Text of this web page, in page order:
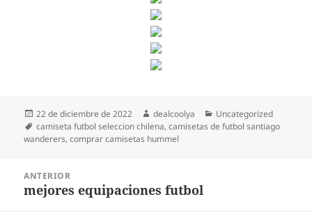
Publicado
el
22 de diciembre de 2022 Autor
dealcoolya Categorías
Uncategorized
Etiquetas
camiseta futbol seleccion chilena,camisetas de futbol santiago
wanderers,comprar camisetas hummel
entradas
ANTERIOR
Entrada
mejores equipaciones futbol